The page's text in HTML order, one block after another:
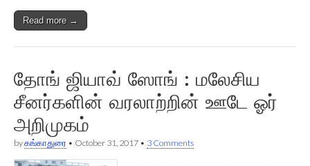
Read more →
தோங் ஜியாவ் ஸோங் : மலேசிய
சீனர்களின் வரலாற்றின் ஊடே ஓர்
அறிமுகம்
byகங்காதுரை • October 31, 2017 • 3 Comments